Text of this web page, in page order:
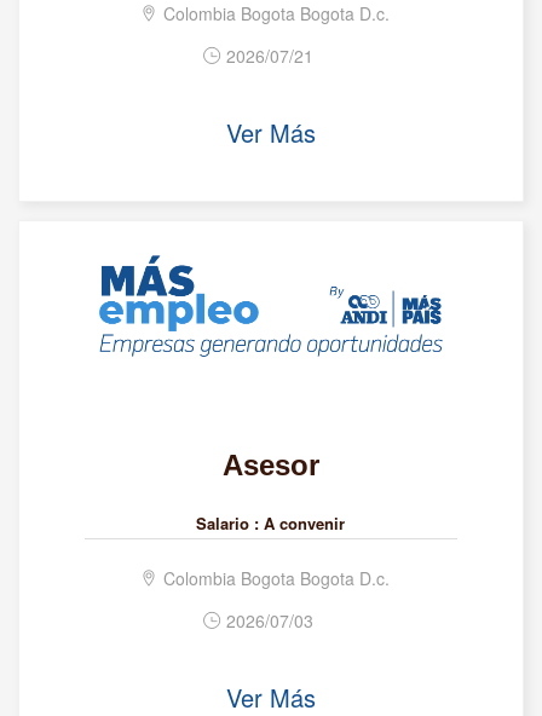
Colombia Bogota Bogota D.c.
2026/07/21
Ver Más
Asesor
Salario : A convenir
Colombia Bogota Bogota D.c.
2026/07/03
Ver Más